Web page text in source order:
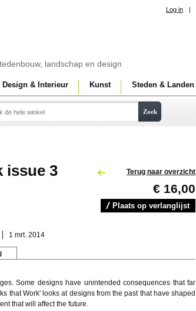
landschap en design
Log in |
Design & Interieur Kunst Steden & Landen
Zoek
Terug naar overzicht
€ 16,00
Plaats op verlanglijst
issue 3
1 mrt. 2014
Some designs have unintended consequences that far
that Work' looks at designs from the past that have shaped
that will affect the future.